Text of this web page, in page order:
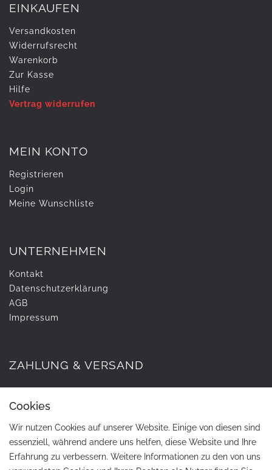
EINKAUFEN
Versandkosten
Widerrufs­recht
Warenkorb
Zur Kasse
Hilfe
Vertrag widerrufen
MEIN KONTO
Registrieren
Login
Meine Wunschliste
UNTERNEHMEN
Kontakt
Daten­schutz­erklärung
AGB
Impressum
ZAHLUNG & VERSAND
Cookies
Wir nutzen Cookies auf unserer Website. Einige von diesen sind
essenziell, während andere uns helfen, diese Website und Ihre
Erfahrung zu verbessern. Weitere Informationen zu den von uns